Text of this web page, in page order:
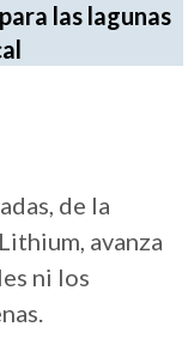
las lagunas
de la
avanza
ni los